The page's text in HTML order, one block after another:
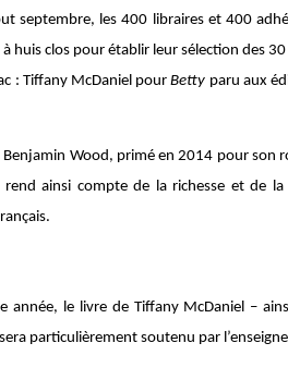
septembre, les 400 libraires et 400
huis clos pour établir leur sélection des
: Tiffany McDaniel pourBetty paru aux
Benjamin Wood, primé en 2014 pour son
ainsi compte de la richesse et de la
année, le livre de Tiffany McDaniel –
particulièrement soutenu par